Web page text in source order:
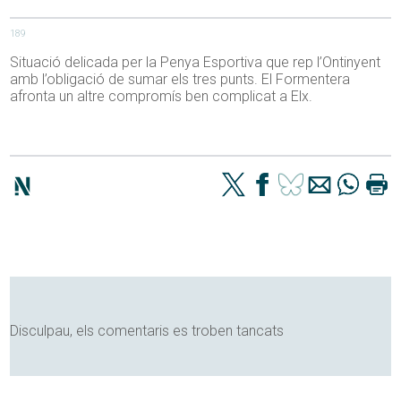
189
Situació delicada per la Penya Esportiva que rep l’Ontinyent
amb l’obligació de sumar els tres punts. El Formentera
afronta un altre compromís ben complicat a Elx.
Disculpau, els comentaris es troben tancats